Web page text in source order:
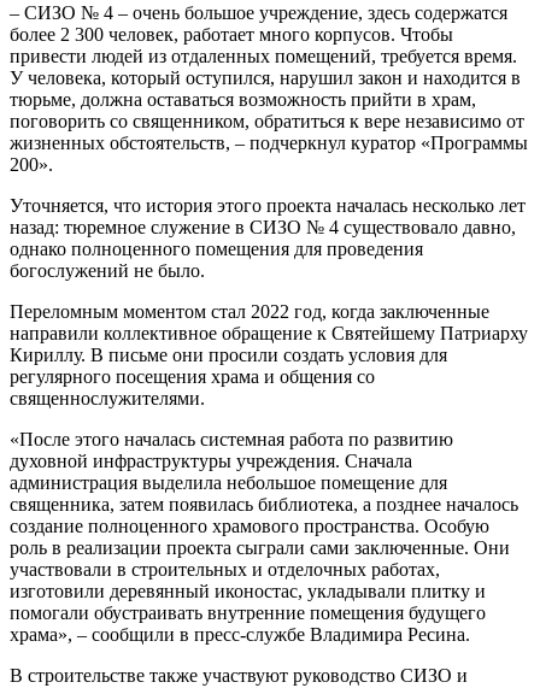
– СИЗО № 4 – очень большое учреждение, здесь содержатся
более 2 300 человек, работает много корпусов. Чтобы
привести людей из отдаленных помещений, требуется время.
У человека, который оступился, нарушил закон и находится в
тюрьме, должна оставаться возможность прийти в храм,
поговорить со священником, обратиться к вере независимо от
жизненных обстоятельств, – подчеркнул куратор «Программы
200».
Уточняется, что история этого проекта началась несколько лет
назад: тюремное служение в СИЗО № 4 существовало давно,
однако полноценного помещения для проведения
богослужений не было.
Переломным моментом стал 2022 год, когда заключенные
направили коллективное обращение к Святейшему Патриарху
Кириллу. В письме они просили создать условия для
регулярного посещения храма и общения со
священнослужителями.
«После этого началась системная работа по развитию
духовной инфраструктуры учреждения. Сначала
администрация выделила небольшое помещение для
священника, затем появилась библиотека, а позднее началось
создание полноценного храмового пространства. Особую
роль в реализации проекта сыграли сами заключенные. Они
участвовали в строительных и отделочных работах,
изготовили деревянный иконостас, укладывали плитку и
помогали обустраивать внутренние помещения будущего
храма», – сообщили в пресс-службе Владимира Ресина.
В строительстве также участвуют руководство СИЗО и